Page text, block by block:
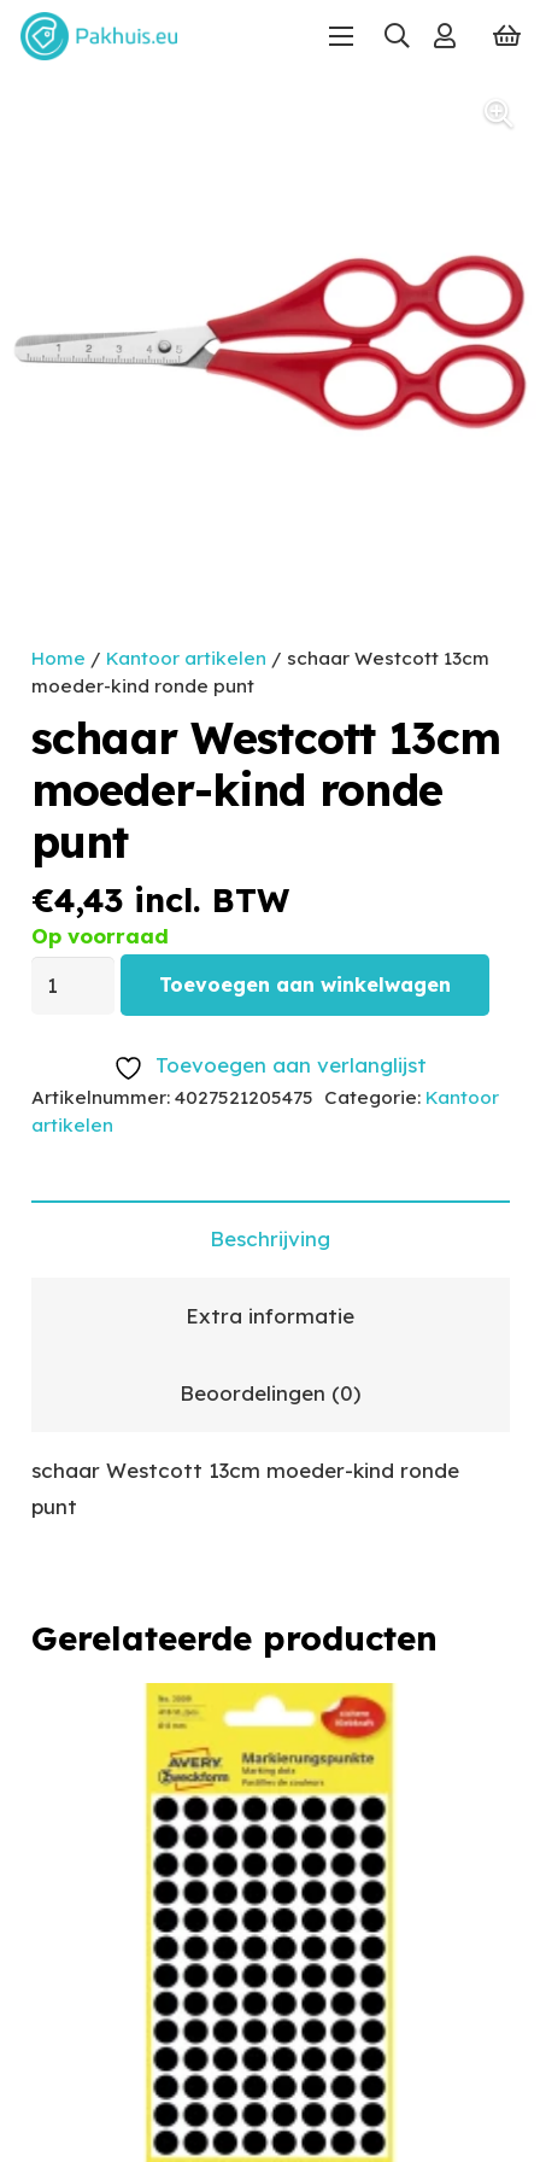
Home / Kantoor artikelen / schaar Westcott 13cm
moeder-kind ronde punt
schaar Westcott 13cm
moeder-kind ronde
punt
€4,43incl. BTW
Op voorraad
Toevoegen aan winkelwagen
Toevoegen aan verlanglijst
Artikelnummer: 4027521205475 Categorie: Kantoor
artikelen
Beschrijving
Extra informatie
Beoordelingen (0)
schaar Westcott 13cm moeder-kind ronde
punt
Gerelateerde producten